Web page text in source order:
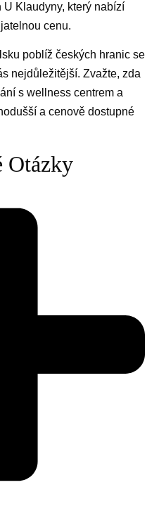
Klaudyny, který nabízí
cenu.
poblíž českých hranic se
nejdůležitější. Zvažte, zda
s wellness centrem a
a cenově dostupné
Otázky